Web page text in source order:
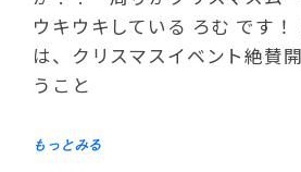
ウキウキしている ろむ です
は、クリスマスイベント絶
うこと